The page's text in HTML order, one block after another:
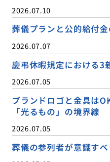
2026.07.10
葬儀プランと公的給付
2026.07.07
慶弔休暇規定における3
2026.07.05
ブランドロゴと金具は
「光るもの」の境界線
2026.07.05
葬儀の参列者が意識す